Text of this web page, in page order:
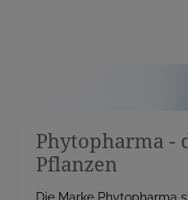
Phytopharma -
Pflanzen